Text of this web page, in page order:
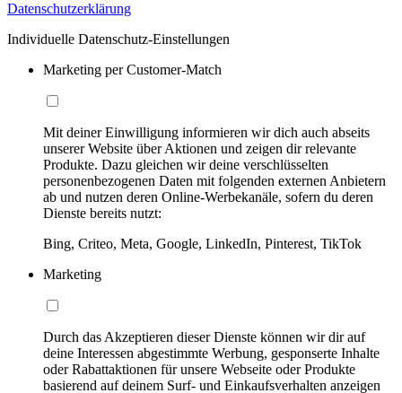
Datenschutzerklärung
Individuelle Datenschutz-Einstellungen
Marketing per Customer-Match
Mit deiner Einwilligung informieren wir dich auch abseits
unserer Website über Aktionen und zeigen dir relevante
Produkte. Dazu gleichen wir deine verschlüsselten
personenbezogenen Daten mit folgenden externen Anbietern
ab und nutzen deren Online-Werbekanäle, sofern du deren
Dienste bereits nutzt:
Bing, Criteo, Meta, Google, LinkedIn, Pinterest, TikTok
Marketing
Durch das Akzeptieren dieser Dienste können wir dir auf
deine Interessen abgestimmte Werbung, gesponserte Inhalte
oder Rabattaktionen für unsere Webseite oder Produkte
basierend auf deinem Surf- und Einkaufsverhalten anzeigen